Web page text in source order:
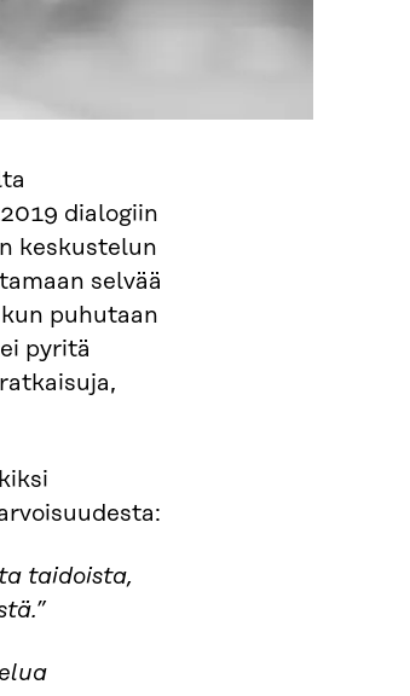
dialogiin
keskustelun
selvää
puhutaan
pyritä
taidoista,